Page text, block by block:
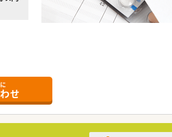
せ